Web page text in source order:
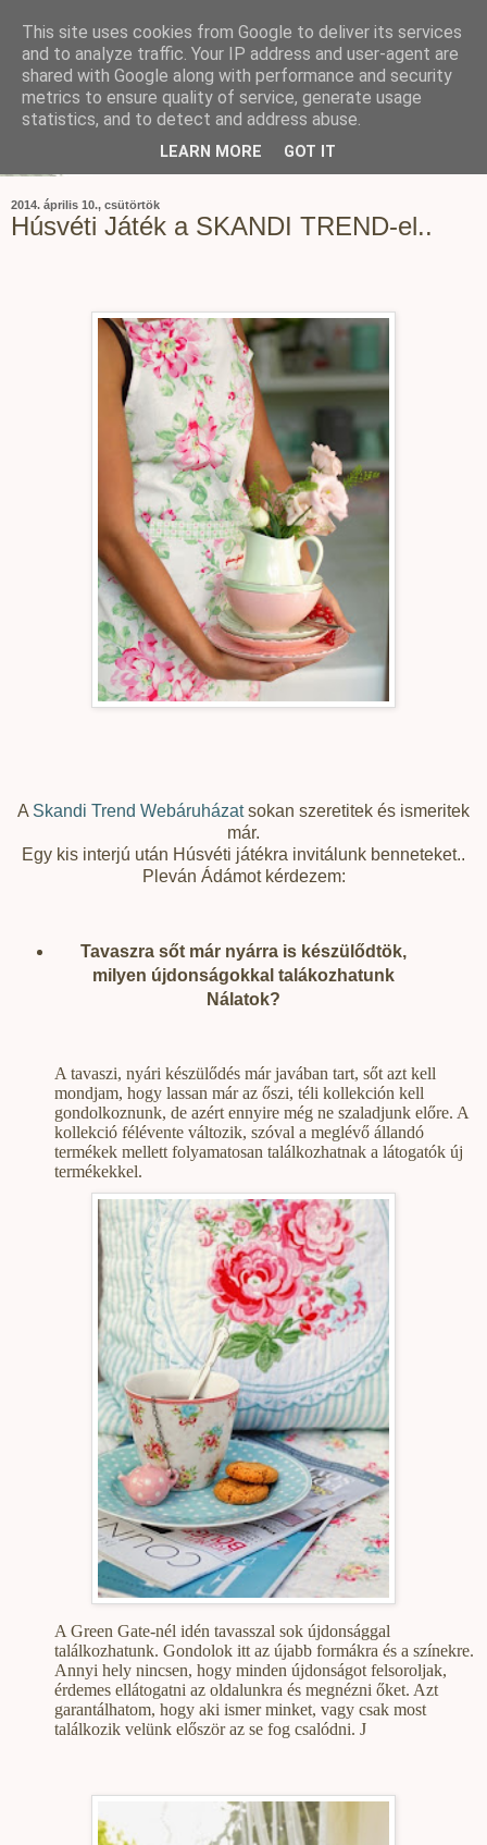
2014. április 10., csütörtök
Húsvéti Játék a SKANDI TREND-el..
A Skandi Trend Webáruházatsokan szeretitek és ismeritek
már.
Egy kis interjú után Húsvéti játékra invitálunk benneteket..
Pleván Ádámot kérdezem:
Tavaszra sőt már nyárra is készülődtök,
milyen újdonságokkal talákozhatunk
Nálatok?
A tavaszi, nyári készülődés már javában tart, sőt azt kell
mondjam, hogy lassan már az őszi, téli kollekción kell
gondolkoznunk, de azért ennyire még ne szaladjunk előre. A
kollekció félévente változik, szóval a meglévő állandó
termékek mellett folyamatosan találkozhatnak a látogatók új
termékekkel.
A Green Gate-nél idén tavasszal sok újdonsággal
találkozhatunk. Gondolok itt az újabb formákra és a színekre.
Annyi hely nincsen, hogy minden újdonságot felsoroljak,
érdemes ellátogatni az oldalunkra és megnézni őket. Azt
garantálhatom, hogy aki ismer minket, vagy csak most
találkozik velünk először az se fog csalódni. J
This site uses cookies from Google to deliver its services
and to analyze traffic. Your IP address and user-agent are
shared with Google along with performance and security
metrics to ensure quality of service, generate usage
statistics, and to detect and address abuse.
LEARN MORE GOT IT